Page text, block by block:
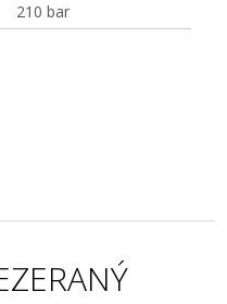
210 bar